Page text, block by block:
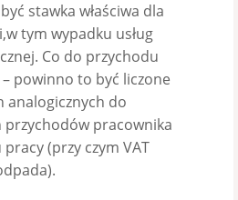
stawka właściwa dla
tym wypadku usług
Co do przychodu
powinno to być liczone
analogicznych do
przychodów pracownika
(przy czym VAT